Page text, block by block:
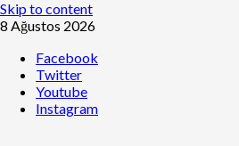
Skip to content
8 Ağustos 2026
Facebook
Twitter
Youtube
Instagram